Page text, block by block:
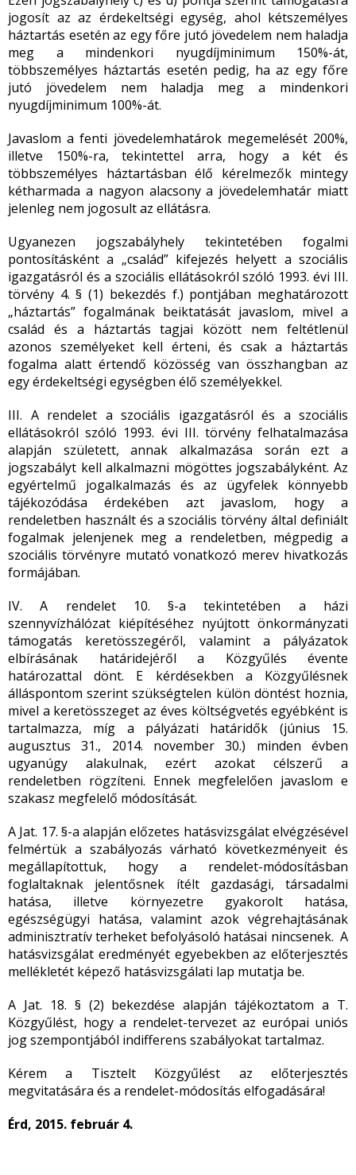
jogosít az az érdekeltségi egység, ahol kétszemélyes
háztartás esetén az egy főre jutó jövedelem nem haladja
meg a mindenkori nyugdíjminimum 150%-át,
többszemélyes háztartás esetén pedig, ha az egy főre
jutó jövedelem nem haladja meg a mindenkori
nyugdíjminimum 100%-át.
Javaslom a fenti jövedelemhatárok megemelését 200%,
illetve 150%-ra, tekintettel arra, hogy a két és
többszemélyes háztartásban élő kérelmezők mintegy
kétharmada a nagyon alacsony a jövedelemhatár miatt
jelenleg nem jogosult az ellátásra.
Ugyanezen jogszabályhely tekintetében fogalmi
pontosításként a „család” kifejezés helyett a szociális
igazgatásról és a szociális ellátásokról szóló 1993. évi III.
törvény 4. § (1) bekezdés f.) pontjában meghatározott
„háztartás” fogalmának beiktatását javaslom, mivel a
család és a háztartás tagjai között nem feltétlenül
azonos személyeket kell érteni, és csak a háztartás
fogalma alatt értendő közösség van összhangban az
egy érdekeltségi egységben élő személyekkel.
III. A rendelet a szociális igazgatásról és a szociális
ellátásokról szóló 1993. évi III. törvény felhatalmazása
alapján született, annak alkalmazása során ezt a
jogszabályt kell alkalmazni mögöttes jogszabályként. Az
egyértelmű jogalkalmazás és az ügyfelek könnyebb
tájékozódása érdekében azt javaslom, hogy a
rendeletben használt és a szociális törvény által definiált
fogalmak jelenjenek meg a rendeletben, mégpedig a
szociális törvényre mutató vonatkozó merev hivatkozás
formájában.
IV. A rendelet 10. §-a tekintetében a házi
szennyvízhálózat kiépítéséhez nyújtott önkormányzati
támogatás keretösszegéről, valamint a pályázatok
elbírásának határidejéről a Közgyűlés évente
határozattal dönt. E kérdésekben a Közgyűlésnek
álláspontom szerint szükségtelen külön döntést hoznia,
mivel a keretösszeget az éves költségvetés egyébként is
tartalmazza, míg a pályázati határidők (június 15.
augusztus 31., 2014. november 30.) minden évben
ugyanúgy alakulnak, ezért azokat célszerű a
rendeletben rögzíteni. Ennek megfelelően javaslom e
szakasz megfelelő módosítását.
A Jat. 17. §-a alapján előzetes hatásvizsgálat elvégzésével
felmértük a szabályozás várható következményeit és
megállapítottuk, hogy a rendelet-módosításban
foglaltaknak jelentősnek ítélt gazdasági, társadalmi
hatása, illetve környezetre gyakorolt hatása,
egészségügyi hatása, valamint azok végrehajtásának
adminisztratív terheket befolyásoló hatásai nincsenek. A
hatásvizsgálat eredményét egyebekben az előterjesztés
mellékletét képező hatásvizsgálati lap mutatja be.
A Jat. 18. § (2) bekezdése alapján tájékoztatom a T.
Közgyűlést, hogy a rendelet-tervezet az európai uniós
jog szempontjából indifferens szabályokat tartalmaz.
Kérem a Tisztelt Közgyűlést az előterjesztés
megvitatására és a rendelet-módosítás elfogadására!
Érd, 2015. február 4.